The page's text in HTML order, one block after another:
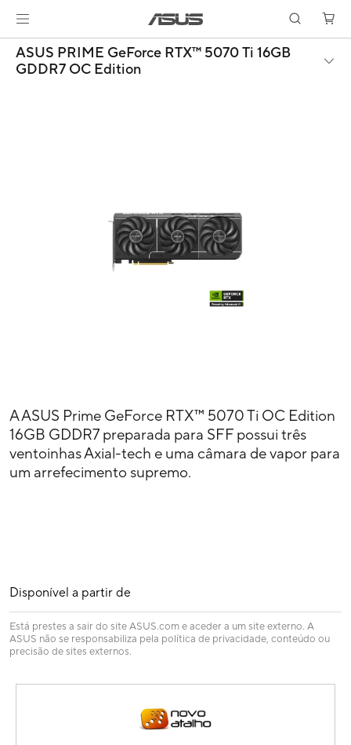
ASUS PRIME GeForce RTX™ 5070 Ti 16GB
GDDR7 OC Edition
A ASUS Prime GeForce RTX™ 5070 Ti OC Edition
16GB GDDR7 preparada para SFF possui três
ventoinhas Axial-tech e uma câmara de vapor para
um arrefecimento supremo.
Disponível a partir de
Está prestes a sair do site ASUS.com e aceder a um site externo. A
ASUS não se responsabiliza pela política de privacidade, conteúdo ou
precisão de sites externos.